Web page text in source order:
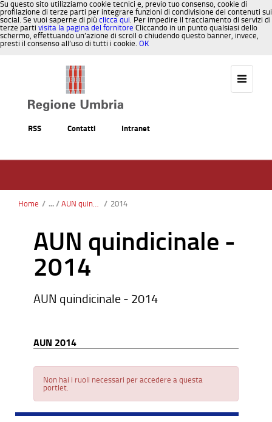
Su questo sito utilizziamo cookie tecnici e, previo tuo consenso, cookie di
profilazione di terze parti per integrare funzioni di condivisione dei contenuti sui
social. Se vuoi saperne di più clicca qui. Per impedire il tracciamento di servizi di
terze parti visita la pagina del fornitore Cliccando in un punto qualsiasi dello
schermo, effettuando un’azione di scroll o chiudendo questo banner, invece,
presti il consenso all’uso di tutti i cookie. OK
RSS Contatti Intranet
Home / AUN quindicinale / 2014
AUN quindicinale -
2014
AUN quindicinale - 2014
AUN 2014
Non hai i ruoli necessari per accedere a questa
portlet.